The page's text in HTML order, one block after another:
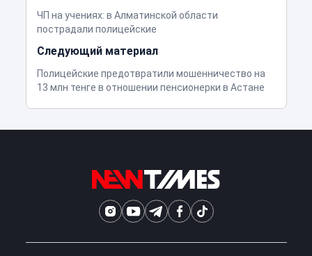
ЧП на учениях: в Алматинской области
пострадали полицейские
Следующий материал
Полицейские предотвратили мошенничество на
13 млн тенге в отношении пенсионерки в Астане